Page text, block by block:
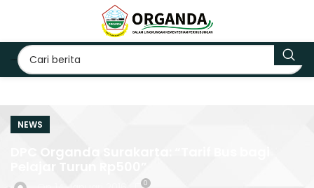
NEWS
0